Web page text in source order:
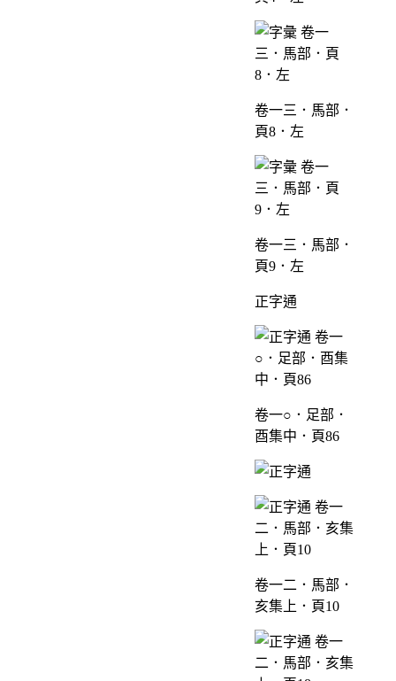
卷一三．馬部．
頁8．左
卷一三．馬部．
頁9．左
正字通
卷一○．足部．
酉集中．頁86
卷一二．馬部．
亥集上．頁10